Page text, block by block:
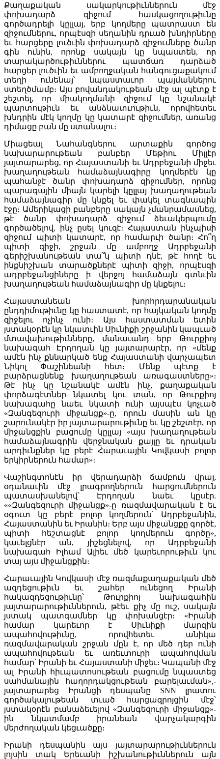
Քաղաքական սակարկութիւններուն մէջ
փոխադարձ զիջում հասկացողութիւնը
գործադրելի կըլլայ, երբ կողմերը պատրաստ են
զիջումներու, որպէսզի սեղանին դրւած խնդիրները
եւ հարցերը լուծւին փոխադարձ զիջումները ծանր
գին ունին, որոնք սակայն կը նպաստեն, որ
տարակարծութիւններու պատճառ դարձած
հարցեր լուծւին եւ ամբողջական հանգուցաքակում
տեղի ունենայ՝ նպաստաւոր պայմաններու
ստեղծմամբ։ Այս բովանդակութեան մէջ ալ պէտք է
շեշտել, որ միակողմանի զիջում կը նշանակէ
պարտութիւն եւ անձնատւութիւն, որովհետեւ
խնդրին մէկ կողմը կը կատարէ զիջումներ, առանց
դիմացը բան մը ստանալու։
Միացեալ Նահանգներու արտաքին գործոց
նախարարութեան բանբեր Մեթիու Միլլէր
յայտարարեց, որ Հայաստանի եւ Ադրբեջանի միջեւ
խաղաղութեան համաձայնագիրը կողմերէն կը
պահանջէ ծանր փոխադարձ զիջումներ, որոնց
պարագային միայն կարելի կըլլայ խաղաղութեան
համաձայնագիր մը կնքել եւ փակել տագնապին
էջը։ Ամերիկացի բանբերը սակայն չմանրամասնեց,
թէ ծանր փոխադարձ զիջում ձեւակերպումը
գործածելով, ինչ ըսել կուզէ։ Հայաստան ինչպիսի
զիջում պիտի կատարէ, որ համարւի ծանր։ Հո՞ղ
պիտի զիջի, շրջան մը ամբողջ Ադրբեջանի
գերիշխանութեան տա՞կ պիտի դնէ, թէ հողէ եւ
ինքնիշխան տարածքներէ պիտի զիջի, որպէսզի
ադրբեջանցիները ի վերջոյ համաձայն գտնւին
խաղաղութեան համաձայնագիր մը կնքելու։
Հայաստանեան խորհրդարանական
ընդդիմութիւնը կը հաստատէ, որ հայկական կողմը
զիջելու ոչինչ ունի։ Այս հաստատման ետին
յստակօրէն կը նկատւին Սիւնիքի շրջանին կապւած
մտավախութիւնները, մանաւանդ երբ Թուրքիոյ
նախագահ Էրդողան կը յայտարարէր, որ «մենք
ամէն ինչ քննարկած ենք Հայաստանի վարչապետ
Նիկոլ Փաշինեանի հետ։ Մենք պէտք է
բարձրացնենք խաղաղութեան առագաստները»։
Թէ ինչ կը նշանակէ ամէն ինչ, քաղաքական
փորձագէտներ նկատել կու տան, որ Թուրքիոյ
նախագահը նաեւ նկատի ունի այսպէս կոչւած
«Զանգեզուրի միջանցք»-ը, որուն մասին ան կը
շարունակէր իր յայտարարութիւնը եւ կը շեշտէր, որ
միջանցքին բացումը կըլլայ «այս խաղաղութեան
համաձայնագրին վերջնական քայլը եւ դրական
արդիւնքներ կը բերէ Հարաւային Կովկասի բոլոր
երկիրներուն համար»։
Վաշինգտոնէն իր վերադարձի ճամբուն վրայ,
օդանաւին մէջ լրագրողներուն հարցումներուն
պատասխանելով՝ Էրդողան նաեւ կըսէր.
««Զանգեզուրի միջանցք»-ը ռազմավարական է եւ
օգուտ կը բերէ բոլոր կողմերուն՝ Ադրբեջանին,
Հայաստանին եւ Իրանին։ Երբ այս միջանցքը գործէ,
պիտի հեշտացնէ բոլոր կողմերուն գործը»,
կաւելցնէր ան, յիշեցնելով, որ Ադրբեջանի
նախագահ Իլհամ Ալիեւ մեծ կարեւորութիւն կու
տայ այս միջանցքին։
Հարաւային Կովկասի մէջ ռազմաքաղաքական մեծ
ազդեցութիւն եւ շահեր ունեցող Իրանի
հակազդեցութիւնը՝ Թուրքիոյ նախագահին
յայտարարութիւններուն, թէեւ քիչ մը ուշ, սակայն
յստակ պատգամներ կը փոխանցէր։ «Իրանի
համար կարեւոր է Սիւնիքի մարզին
ապահովութիւնը, որովհետեւ անիկա
ռազմավարական շրջան մըն է, որ մեծ դեր ունի
ապահովութեան եւ առեւտուրի ապահովման
համար՝ Իրանի եւ Հայաստանի միջեւ։ Կապանի մէջ
ալ Իրանի հիւպատոսութեան բացումը նպաստեց
սահմանային հաղորդակցութեան բարելաւման»,-
յայտարարեց Իրանցի դեսպանը SNN լրատու
գործակալութեան տւած հարցազրոյցին մէջ՝
յստակօրէն բանաձեւելով «Զանգեզուրի միջանցք»-
ին նկատմամբ իրանեան վարչակարգին
մերժողական կեցւածքը։
Իրանի դեսպանին այս յայտարարութիւններուն
լոյսին տակ Երեւանի իշխանութիւններուն այն